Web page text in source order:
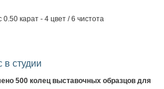
карат - 4 цвет / 6 чистота
в студии
500 колец выставочных образцов для